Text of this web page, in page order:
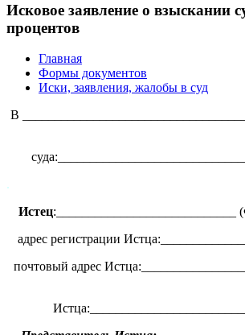
Исковое заявление о взыскании
процентов
Главная
Формы документов
Иски, заявления, жалобы в суд
В
.
Истец
адрес регистрации
почтовый адрес